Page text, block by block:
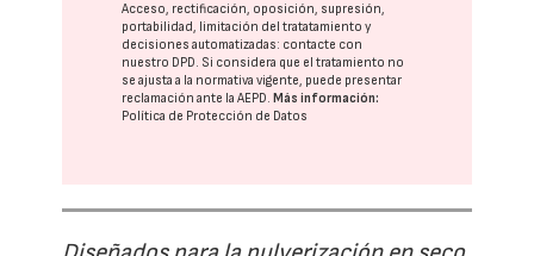
Acceso, rectificación, oposición, supresión,
portabilidad, limitación del tratatamiento y
decisiones automatizadas: contacte con
nuestro DPD. Si considera que el tratamiento no
se ajusta a la normativa vigente, puede presentar
reclamación ante laAEPD. Más información:
Política de Protección de Datos